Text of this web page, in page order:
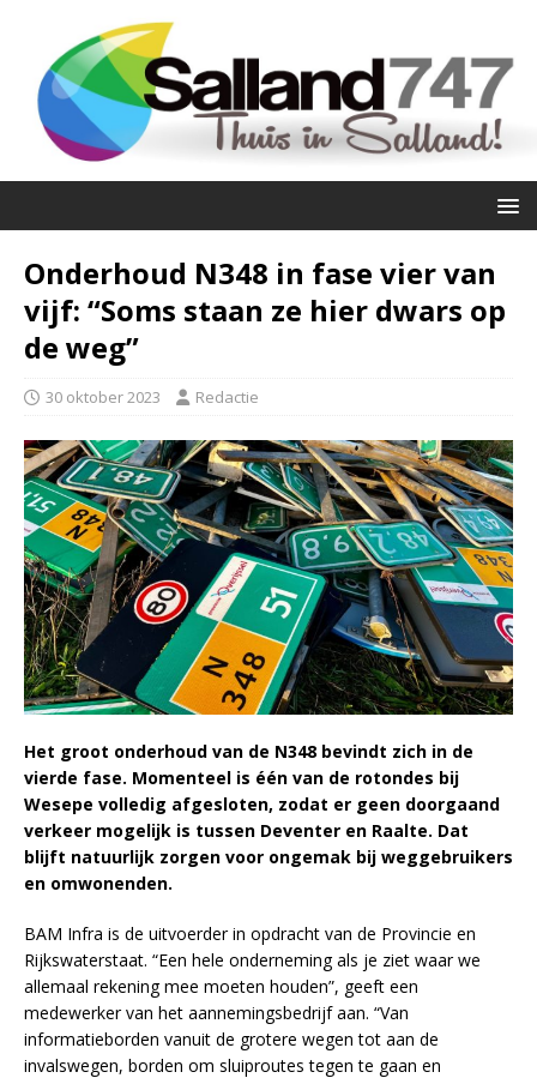
Onderhoud N348 in fase vier van
vijf: “Soms staan ze hier dwars op
de weg”
30 oktober 2023 Redactie
Het groot onderhoud van de N348 bevindt zich in de
vierde fase. Momenteel is één van de rotondes bij
Wesepe volledig afgesloten, zodat er geen doorgaand
verkeer mogelijk is tussen Deventer en Raalte. Dat
blijft natuurlijk zorgen voor ongemak bij weggebruikers
en omwonenden.
BAM Infra is de uitvoerder in opdracht van de Provincie en
Rijkswaterstaat. “Een hele onderneming als je ziet waar we
allemaal rekening mee moeten houden”, geeft een
medewerker van het aannemingsbedrijf aan. “Van
informatieborden vanuit de grotere wegen tot aan de
invalswegen, borden om sluiproutes tegen te gaan en